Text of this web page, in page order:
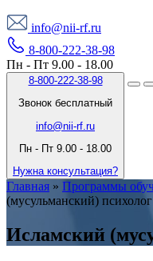
info@nii-rf.ru
8-800-222-38-98
Пн - Пт 9.00 - 18.00
8-800-222-38-98
Звонок бесплатный
info@nii-rf.ru
Пн - Пт 9.00 - 18.00
Нужна консультация?
Главная » Программы
(мусульманский) психолог
Исламский